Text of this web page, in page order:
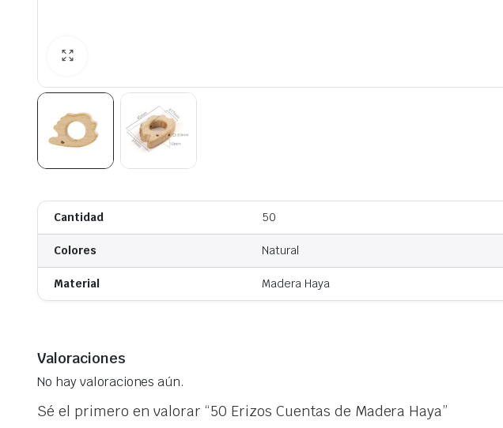
Cantidad 50
Colores Natural
Material Madera Haya
Valoraciones
No hay valoraciones aún.
Sé el primero en valorar “50 Erizos Cuentas de Madera Haya”